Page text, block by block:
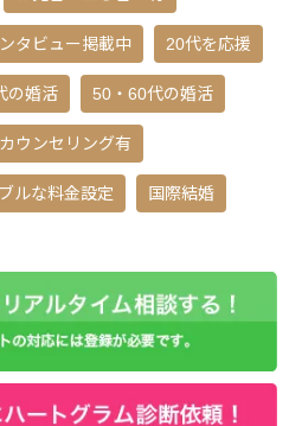
タビュー掲載中 20代を応援
の婚活 50・60代の婚活
ウンセリング有
ルな料金設定 国際結婚